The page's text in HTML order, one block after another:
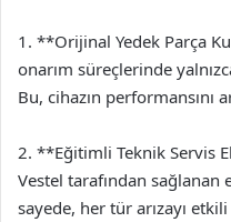
1. **Orijinal Yedek Parça
onarım süreçlerinde
Bu, cihazın performansını
2. **Eğitimli Teknik Servis
Vestel tarafından sağlanan
sayede, her tür arızayı